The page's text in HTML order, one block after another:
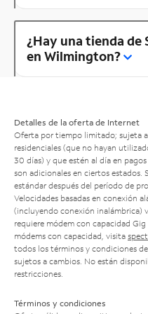
¿Hay una tienda de
en Wilmington?
Detalles de la oferta de Internet
Oferta por tiempo limitado; sujeta
residenciales (que no hayan
30 días) y que estén al día en
son adicionales en ciertos estados.
estándar después del período de
Velocidades basadas en conexión
(incluyendo conexión inalámbrica)
requiere módem con capacidad
módems con capacidad, visita
todos los términos y condiciones
sujetos a cambios. No están
restricciones.
Términos y condiciones